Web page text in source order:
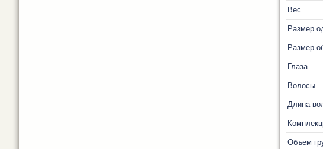
Вес
Размер
Размер
Глаза
Волосы
Длина
Объем